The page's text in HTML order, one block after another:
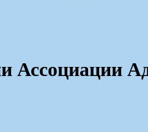
Ассоциации